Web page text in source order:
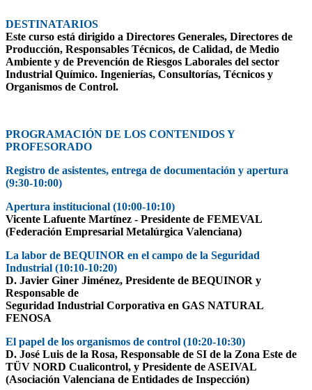
DESTINATARIOS
Este curso está dirigido a Directores Generales, Directores de
Producción, Responsables Técnicos, de Calidad, de Medio
Ambiente y de Prevención de Riesgos Laborales del sector
Industrial Químico. Ingenierías, Consultorías, Técnicos y
Organismos de Control.
PROGRAMACIÓN DE LOS CONTENIDOS Y
PROFESORADO
Registro de asistentes, entrega de documentación y apertura
(9:30-10:00)
Apertura institucional (10:00-10:10)
Vicente Lafuente Martínez - Presidente de FEMEVAL
(Federación Empresarial Metalúrgica Valenciana)
La labor de BEQUINOR en el campo de la Seguridad
Industrial (10:10-10:20)
D. Javier Giner Jiménez, Presidente de BEQUINOR y
Responsable de
Seguridad Industrial Corporativa en GAS NATURAL
FENOSA
El papel de los organismos de control (10:20-10:30)
D. José Luis de la Rosa, Responsable de SI de la Zona Este de
TÜV NORD Cualicontrol, y Presidente de ASEIVAL
(Asociación Valenciana de Entidades de Inspección)